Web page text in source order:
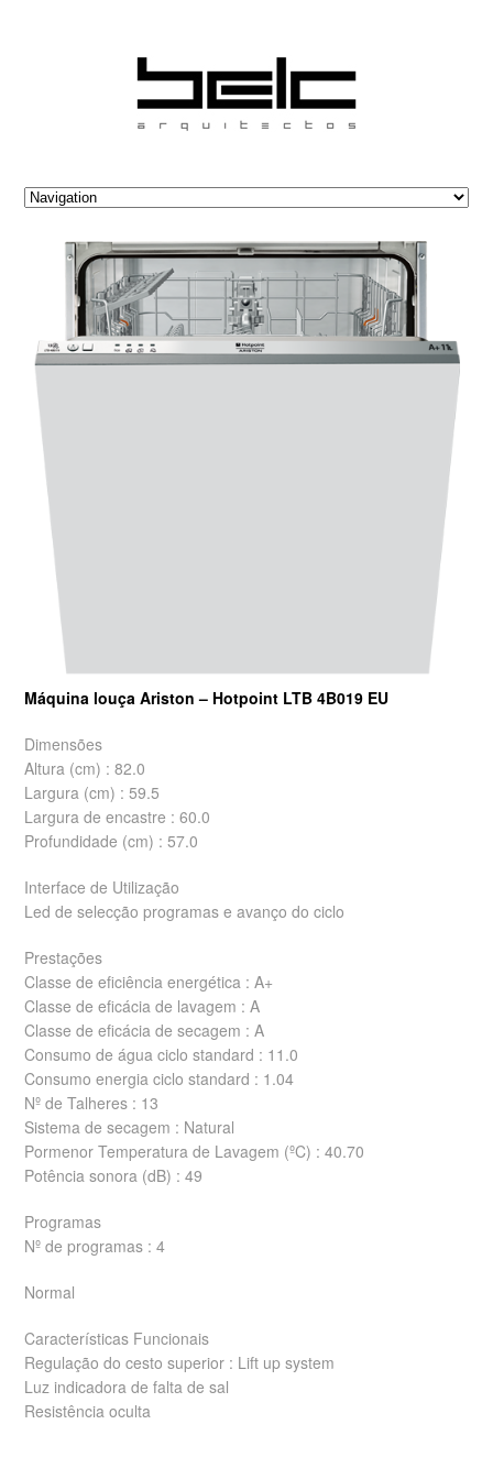
Máquina louça Ariston – Hotpoint LTB 4B019 EU
Dimensões
Altura (cm) : 82.0
Largura (cm) : 59.5
Largura de encastre : 60.0
Profundidade (cm) : 57.0
Interface de Utilização
Led de selecção programas e avanço do ciclo
Prestações
Classe de eficiência energética : A+
Classe de eficácia de lavagem : A
Classe de eficácia de secagem : A
Consumo de água ciclo standard : 11.0
Consumo energia ciclo standard : 1.04
Nº de Talheres : 13
Sistema de secagem : Natural
Pormenor Temperatura de Lavagem (ºC) : 40.70
Potência sonora (dB) : 49
Programas
Nº de programas : 4
Normal
Características Funcionais
Regulação do cesto superior : Lift up system
Luz indicadora de falta de sal
Resistência oculta